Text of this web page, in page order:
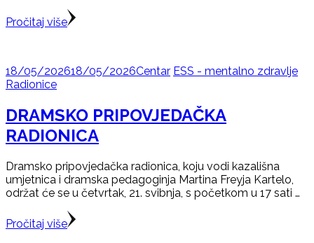
Pročitaj više
18/05/202618/05/2026Centar ESS - mentalno zdravlje
Radionice
DRAMSKO PRIPOVJEDAČKA
RADIONICA
Dramsko pripovjedačka radionica, koju vodi kazališna
umjetnica i dramska pedagoginja Martina Freyja Kartelo,
održat će se u četvrtak, 21. svibnja, s početkom u 17 sati …
Pročitaj više